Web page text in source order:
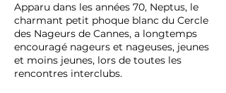
Apparu dans les années 70, Neptus, le
charmant petit phoque blanc du Cercle
des Nageurs de Cannes, a longtemps
encouragé nageurs et nageuses, jeunes
et moins jeunes, lors de toutes les
rencontres interclubs.